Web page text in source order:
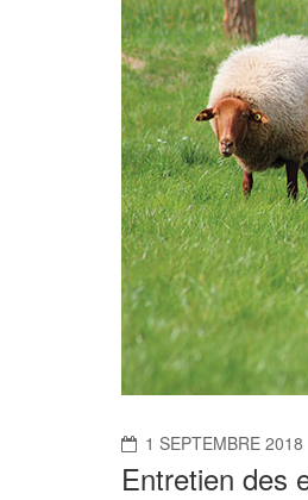
1 SEPTEMBRE 2018
Entretien des